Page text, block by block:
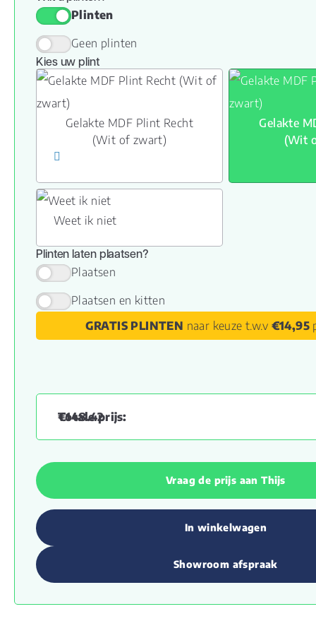
Plinten
Geen plinten
Kies uw plint
Gelakte MDF Plint Recht
(Wit of zwart)
Gelakte
(Wit
Weet ik niet
Plinten laten plaatsen?
Plaatsen
Plaatsen en kitten
GRATIS PLINTEN naar keuze t.w.v €14,95
€148.42
Vraag de prijs aan Thijs
In winkelwagen
Showroom afspraak